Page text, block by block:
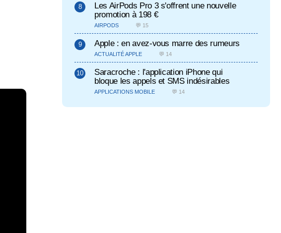
Les AirPods Pro 3 s'offrent une nouvelle
promotion à 198 €
AIRPODS 💬 15
Apple : en avez-vous marre des rumeurs
ACTUALITÉ APPLE 💬 14
Saracroche : l'application iPhone qui
bloque les appels et SMS indésirables
APPLICATIONS MOBILE 💬 14